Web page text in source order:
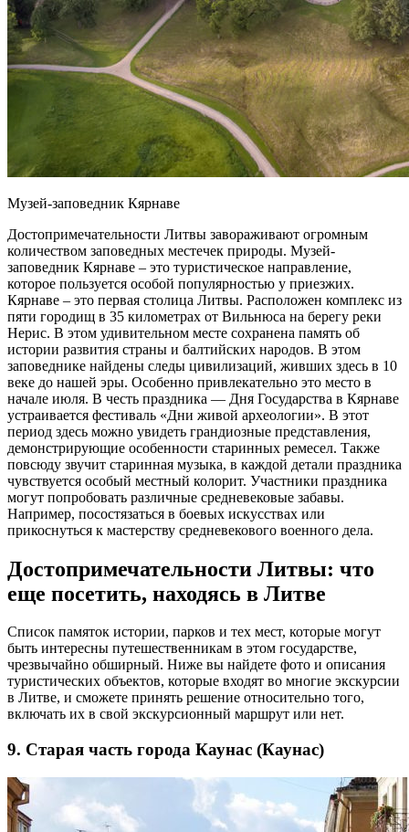
Музей-заповедник Кярнаве
Достопримечательности Литвы завораживают огромным
количеством заповедных местечек природы. Музей-
заповедник Кярнаве – это туристическое направление,
которое пользуется особой популярностью у приезжих.
Кярнаве – это первая столица Литвы. Расположен комплекс из
пяти городищ в 35 километрах от Вильнюса на берегу реки
Нерис. В этом удивительном месте сохранена память об
истории развития страны и балтийских народов. В этом
заповеднике найдены следы цивилизаций, живших здесь в 10
веке до нашей эры. Особенно привлекательно это место в
начале июля. В честь праздника — Дня Государства в Кярнаве
устраивается фестиваль «Дни живой археологии». В этот
период здесь можно увидеть грандиозные представления,
демонстрирующие особенности старинных ремесел. Также
повсюду звучит старинная музыка, в каждой детали праздника
чувствуется особый местный колорит. Участники праздника
могут попробовать различные средневековые забавы.
Например, посостязаться в боевых искусствах или
прикоснуться к мастерству средневекового военного дела.
Достопримечательности Литвы: что
еще посетить, находясь в Литве
Список памяток истории, парков и тех мест, которые могут
быть интересны путешественникам в этом государстве,
чрезвычайно обширный. Ниже вы найдете фото и описания
туристических объектов, которые входят во многие экскурсии
в Литве, и сможете принять решение относительно того,
включать их в свой экскурсионный маршрут или нет.
9. Старая часть города Каунас (Каунас)